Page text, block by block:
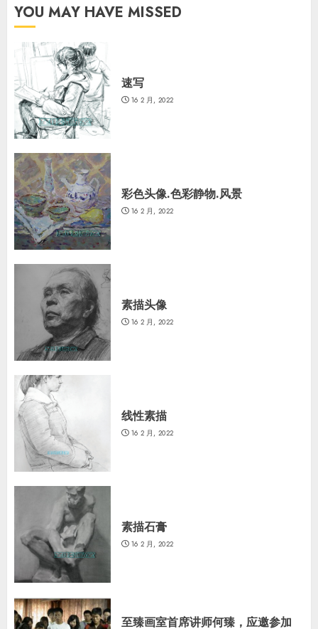
YOU MAY HAVE MISSED
速写
16 2 月, 2022
彩色头像.色彩静物.风景
16 2 月, 2022
素描头像
16 2 月, 2022
线性素描
16 2 月, 2022
素描石膏
16 2 月, 2022
至臻画室首席讲师何臻，应邀参加